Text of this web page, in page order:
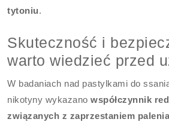
tytoniu.
Skuteczność i
warto wiedzieć przed
W badaniach nad pastylkami do
nikotyny wykazanowspółczynnik
związanych z zaprzestaniem palenia